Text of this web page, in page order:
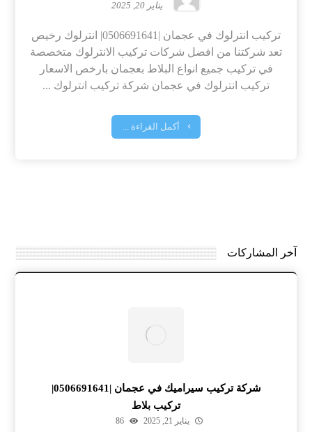
يناير 20, 2025
تركيب انترلوك في عجمان |0506691641| انترلوك رخيص
تعد شركتنا من افضل شركات تركيب الانترلوك متخصصة
في تركيب جميع انواع البلاط بعجمان بارخص الاسعار
تركيب انترلوك في عجمان شركة تركيب انترلوك ...
أكمل القراءة ...
آخر المشاركات
شركة تركيب سيراميك في عجمان |0506691641|
تركيب بلاط
يناير 21, 2025 86